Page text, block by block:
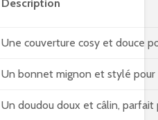
Description
Une couverture cosy et douce
Un bonnet mignon et stylé
Un doudou doux et câlin,